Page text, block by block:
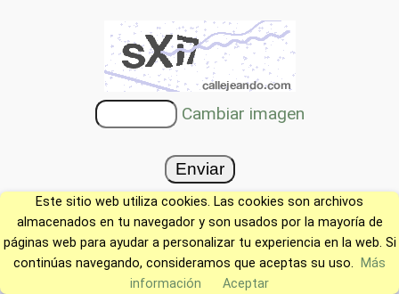
Cambiar imagen
Este sitio web utiliza cookies. Las cookies son archivos
almacenados en tu navegador y son usados por la mayoría de
páginas web para ayudar a personalizar tu experiencia en la web. Si
continúas navegando, consideramos que aceptas su uso.
Más
información
Aceptar